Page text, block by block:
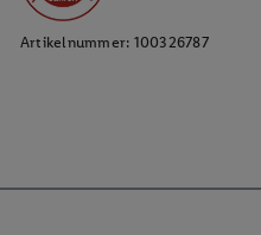
Artikelnummer: 100326787